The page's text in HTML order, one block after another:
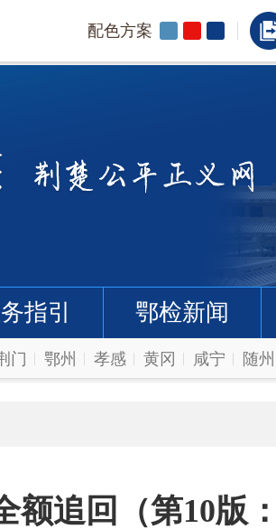
配色方案
指引 鄂检新闻
门 鄂州 孝感 黄冈 咸宁 随州
额追回（第10版